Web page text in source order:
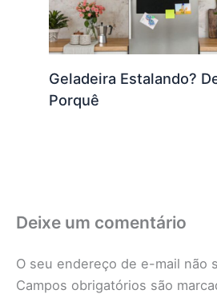
Geladeira Estalando?
Porquê
Deixe um comentário
O seu endereço de e-mail não
Campos obrigatórios são